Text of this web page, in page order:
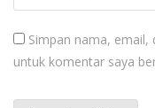
Simpan nama, email,
untuk komentar saya